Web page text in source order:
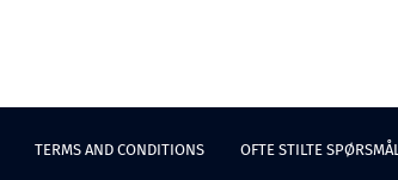
TERMS AND CONDITIONS OFTE STILTE